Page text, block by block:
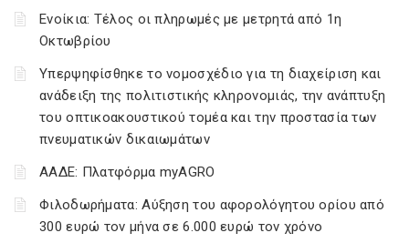
Ενοίκια: Τέλος οι πληρωμές με μετρητά από 1η
Οκτωβρίου
Υπερψηφίσθηκε το νομοσχέδιο για τη διαχείριση και
ανάδειξη της πολιτιστικής κληρονομιάς, την ανάπτυξη
του οπτικοακουστικού τομέα και την προστασία των
πνευματικών δικαιωμάτων
ΑΑΔΕ: Πλατφόρμα myAGRO
Φιλοδωρήματα: Αύξηση του αφορολόγητου ορίου από
300 ευρώ τον μήνα σε 6.000 ευρώ τον χρόνο